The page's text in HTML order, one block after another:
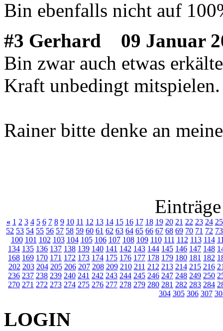
Bin ebenfalls nicht auf
#3 Gerhard
09 Januar
Bin zwar auch etwas
Kraft unbedingt mitspielen.
Rainer bitte denke an
« 1 2 3 4 5 6 7 8 9 10 11 12 13 14 15 16 17 18 19 20 21 22 23 24 25
52 53 54 55 56 57 58 59 60 61 62 63 64 65 66 67 68 69 70 71 72 73
100 101 102 103 104 105 106 107 108 109 110 111 112 113 114
134 135 136 137 138 139 140 141 142 143 144 145 146 147 148
168 169 170 171 172 173 174 175 176 177 178 179 180 181 182
202 203 204 205 206 207 208 209 210 211 212 213 214 215 216
236 237 238 239 240 241 242 243 244 245 246 247 248 249 250
270 271 272 273 274 275 276 277 278 279 280 281 282 283 284
304 305 306 307
LOGIN